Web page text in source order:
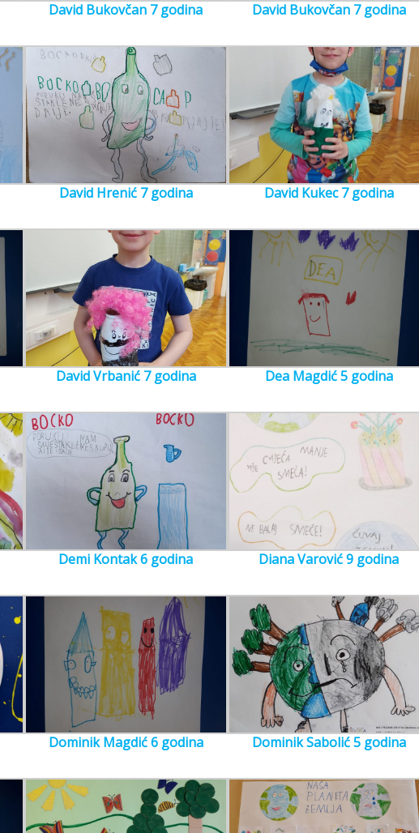
David Bukovčan 7 godina David Bukovčan 7 godina
David Hrenić 7 godina David Kukec 7 godina
David Vrbanić 7 godina Dea Magdić 5 godina
Demi Kontak 6 godina Diana Varović 9 godina
Dominik Magdić 6 godina Dominik Sabolić 5 godina